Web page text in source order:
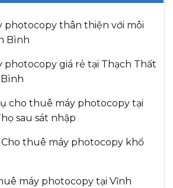
photocopy thân thiện với môi
Bình
photocopy giá rẻ tại Thạch Thất
cho thuê máy photocopy tại
sau sát nhập
thuê máy photocopy khổ
máy photocopy tại Vĩnh